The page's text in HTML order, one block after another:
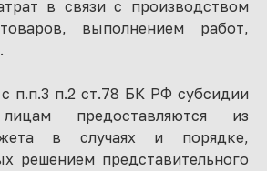
в связи с производством
выполнением работ,
п.п.3 п.2 ст.78 БК РФ субсидии
предоставляются из
в случаях и порядке,
решением представительного